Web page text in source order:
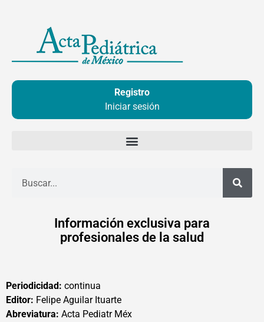
contenido
Registro
Iniciar sesión
Información exclusiva para
profesionales de la salud
Periodicidad: continua
Editor: Felipe Aguilar Ituarte
Abreviatura: Acta Pediatr Méx